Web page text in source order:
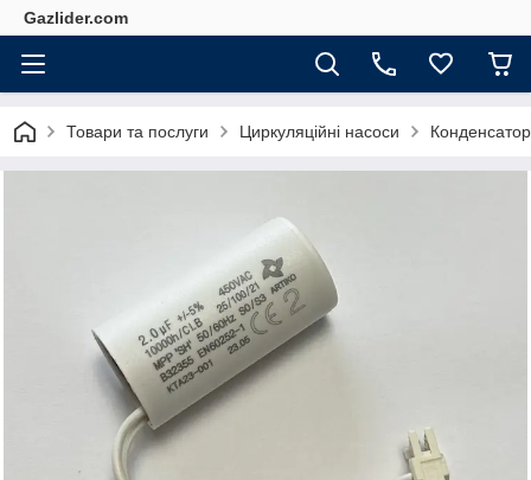
Gazlider.com
Товари та послуги Циркуляційні насоси